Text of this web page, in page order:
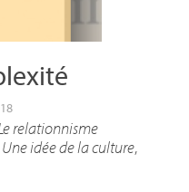
relationnisme
idée de la culture,